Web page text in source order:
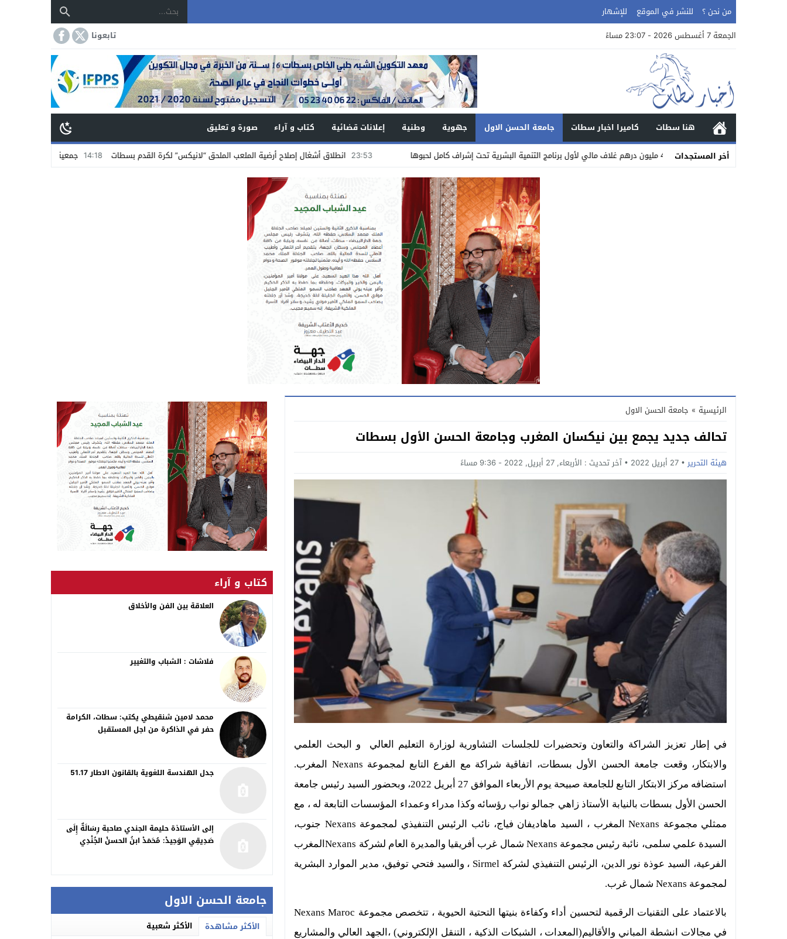
من نحن ؟ للنشر في الموقع
للإشهار
الجمعة 7 أغسطس 2026 - 23:07 مساءً
تابعونا
هنا سطات كاميرا اخبار سطات جامعة الحسن الاول جهوية وطنية إعلانات قضائية كتاب و آراء
صورة و تعليق
أخر المستجدات
23:53 انطلاق أشغال إصلاح أرضية الملعب الملحق “لانيكس” لكرة القدم بسطات 14:18 جمعية تجار الشاوية بسطات تستنكر الاعتداء على
الرئيسية » جامعة الحسن الاول
تحالف جديد يجمع بين نيكسان المغرب وجامعة الحسن الأول بسطات
هيئة التحرير 27 أبريل 2022 آخر تحديث : الأربعاء, 27 أبريل, 2022 - 9:36 مساءً
في إطار تعزيز الشراكة والتعاون وتحضيرات للجلسات التشاورية لوزارة التعليم العالي و البحث العلمي
والابتكار ، وقعت جامعة الحسن الأول بسطات، اتفاقية شراكة مع الفرع التابع لمجموعة Nexans المغرب.
استضافه مركز الابتكار التابع للجامعة
صبيحة يوم الأربعاء الموافق 27 أبريل 2022، وبحضور السيد رئيس جامعة
الحسن الأول بسطات بالنيابة الأستاذ زاهي جمالو نواب رؤسائه وكذا مدراء وعمداء المؤسسات التابعة له ، مع
ممثلي مجموعة Nexansالمغرب ، السيد ماهاديفان فياج، نائب الرئيس التنفيذي لمجموعة Nexans جنوب،
السيدة علمي سلمى، نائبة رئيس مجموعة Nexans شمال غرب أفريقيا والمديرة العام لشركة Nexansالمغرب
الفرعية، السيد عوذة نور الدين، الرئيس التنفيذي لشركة Sirmel ، والسيد فتحي توفيق، مدير الموارد البشرية
لمجموعة Nexans شمال غرب.
بالاعتماد على التقنيات الرقمية لتحسين أداء وكفاءة بنيتها التحتية الحيوية ، تتخصص مجموعة Nexans Maroc
في مجالات انشطة المباني والأقاليم(المعدات ، الشبكات الذكية ، التنقل الإلكتروني) ، الجهد العالي والمشاريع
جامعة الحسن الاول
الأكثر مشاهدة الأكثر شعبية
كتاب و آراء
العلاقة بين الفن والأخلاق
فلاشات : الشباب والتغيير
محمد لامين شنقيطي يكتب: سطات، الكرامة
حفر في الذاكرة من اجل المستقبل
جدل الهندسة اللغوية بالقانون الاطار 51.17
إلى الأستاذة حليمة الجندي صاحبة رِسَالَةٌ إِلَى
صَدِيقِي الوَحِيدْ: مُحَمَدْ ابنُ الحسنْ الجُنْدِي